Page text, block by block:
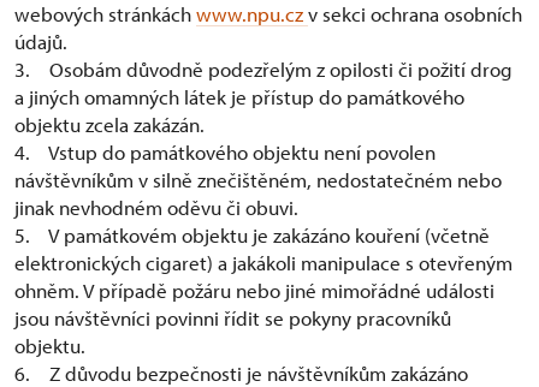
webových stránkáchwww.npu.czv sekci ochrana osobních
údajů.
3. Osobám důvodně podezřelým z opilosti či požití drog
a jiných omamných látek je přístup do památkového
objektu zcela zakázán.
4. Vstup do památkového objektu není povolen
návštěvníkům v silně znečištěném, nedostatečném nebo
jinak nevhodném oděvu či obuvi.
5. V památkovém objektu je zakázáno kouření (včetně
elektronických cigaret) a jakákoli manipulace s otevřeným
ohněm. V případě požáru nebo jiné mimořádné události
jsou návštěvníci povinni řídit se pokyny pracovníků
objektu.
6. Z důvodu bezpečnosti je návštěvníkům zakázáno